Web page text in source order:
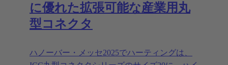
に優れた拡張可能な産業用丸
型コネクタ
ハノーバー・メッセ2025でハーティングは、